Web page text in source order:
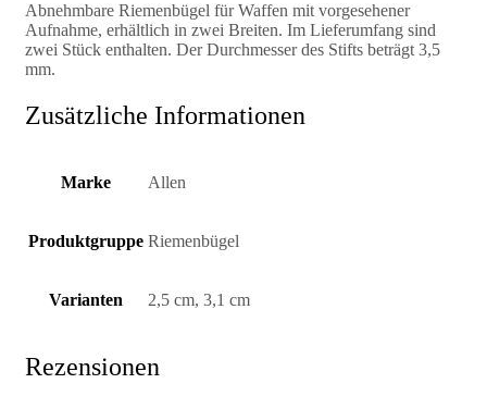
Abnehmbare Riemenbügel für Waffen mit vorgesehener
Aufnahme, erhältlich in zwei Breiten. Im Lieferumfang sind
zwei Stück enthalten. Der Durchmesser des Stifts beträgt 3,5
mm.
Zusätzliche Informationen
Marke Allen
Produktgruppe Riemenbügel
Varianten 2,5 cm, 3,1 cm
Rezensionen